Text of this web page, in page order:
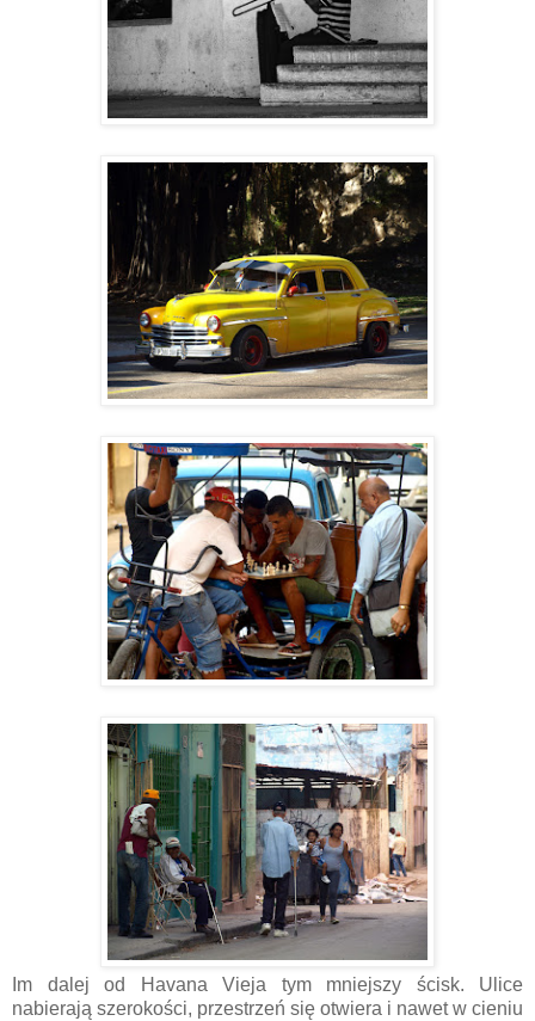
Im dalej od Havana Vieja tym mniejszy ścisk. Ulice
nabierają szerokości, przestrzeń się otwiera i nawet w cieniu